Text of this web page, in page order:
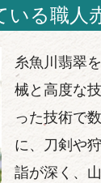
る職人
糸魚川翡翠
械と高度な
った技術で
に、刀剣や
詣が深く、